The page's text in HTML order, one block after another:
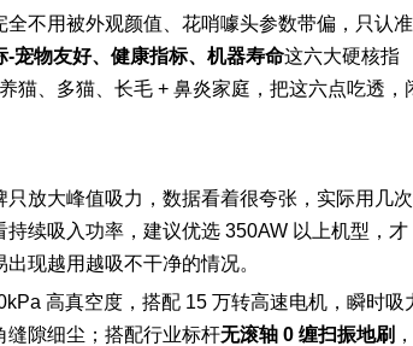
不用被外观颜值、花哨噱头参数带偏，只认准
-宠物友好、健康指标、机器寿命这六大硬核指
猫、多猫、长毛 + 鼻炎家庭，把这六点吃透，
放大峰值吸力，数据看着很夸张，实际用几次
续吸入功率，建议优选 350AW 以上机型，才
现越用越吸不干净的情况。
高真空度，搭配 15 万转高速电机，瞬时吸
缝隙细尘；搭配行业标杆无滚轴 0 缠扫振地刷 ，